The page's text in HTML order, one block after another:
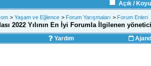
Açık /
> Yaşam ve Eğlence > Forum Yarışmaları > Forum Enleri
2022 Yılının En İyi Forumla İlgilenen
Yardım